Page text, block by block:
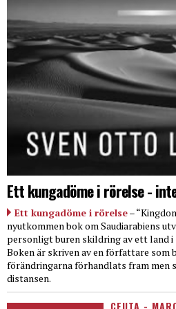
Ett kungadöme i rörelse -
Ett kungadöme i rörelse–
nyutkommen bok om Saudiarabiens
personligt buren skildring av ett land
Boken är skriven av en författare som
förändringarna förhandlats fram men
distansen.